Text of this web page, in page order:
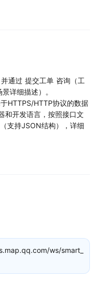
通过 提交工单 咨询（工
详细描述）。
HTTPS/HTTP协议的数据
和开发语言，按照接口文
支持JSON结构），详细
ws/smart_